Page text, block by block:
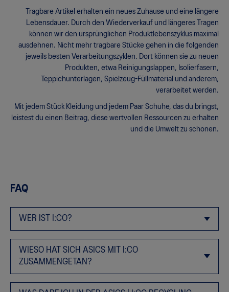
Tragbare Artikel erhalten ein neues Zuhause und eine längere
Lebensdauer. Durch den Wiederverkauf und längeres Tragen
können wir den ursprünglichen Produktlebenszyklus maximal
ausdehnen. Nicht mehr tragbare Stücke gehen in die folgenden
jeweils besten Verarbeitungszyklen. Dort können sie zu neuen
Produkten, etwa Reinigungslappen, Isolierfasern,
Teppichunterlagen, Spielzeug-Füllmaterial und anderem,
verarbeitet werden.
Mit jedem Stück Kleidung und jedem Paar Schuhe, das du bringst,
leistest du einen Beitrag, diese wertvollen Ressourcen zu erhalten
und die Umwelt zu schonen.
FAQ
WER IST I:CO?
I:CO – kurz für I:Collect – ist ein globaler Anbieter für Lösungen zum
Sammeln und Recyceln von Kleidern und Schuhen. I:CO hat sich
zum Ziel gesetzt, die Kleidung und Schuhe der Konsumenten in
verarbeitet und immer wieder verwendet werden können. Das
WIESO HAT SICH ASICS MIT I:CO
ZUSAMMENGETAN?
ASICS steht als Akronym für „ein gesunder Geist in einem gesunden